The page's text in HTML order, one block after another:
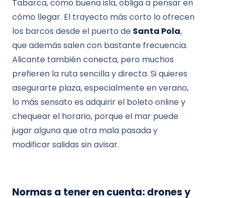
Tabarca, como buena isla, obliga a pensar en
cómo llegar. El trayecto más corto lo ofrecen
los barcos desde el puerto de Santa Pola,
que además salen con bastante frecuencia.
Alicante también conecta, pero muchos
prefieren la ruta sencilla y directa. Si quieres
asegurarte plaza, especialmente en verano,
lo más sensato es adquirir el boleto online y
chequear el horario, porque el mar puede
jugar alguna que otra mala pasada y
modificar salidas sin avisar.
Normas a tener en cuenta: drones y